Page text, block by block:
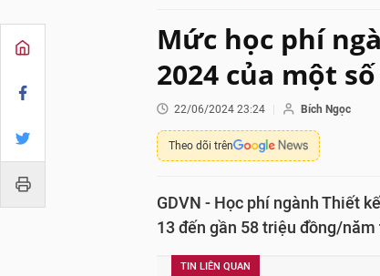
Mức học phí
2024 của một
22/06/2024 23:24 Bích Ngọc
Theo dõi trên
GDVN - Học phí ngành Thiết
13 đến gần 58 triệu đồng/
TIN LIÊN QUAN